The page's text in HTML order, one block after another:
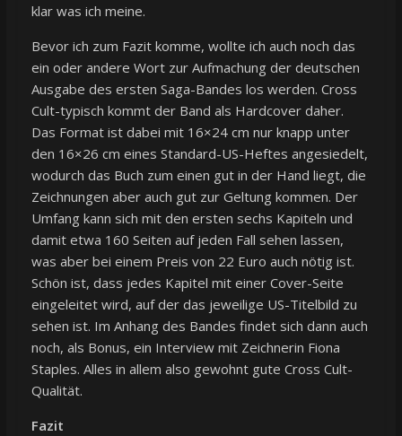
klar was ich meine.
Bevor ich zum Fazit komme, wollte ich auch noch das
ein oder andere Wort zur Aufmachung der deutschen
Ausgabe des ersten Saga-Bandes los werden. Cross
Cult-typisch kommt der Band als Hardcover daher.
Das Format ist dabei mit 16×24 cm nur knapp unter
den 16×26 cm eines Standard-US-Heftes angesiedelt,
wodurch das Buch zum einen gut in der Hand liegt, die
Zeichnungen aber auch gut zur Geltung kommen. Der
Umfang kann sich mit den ersten sechs Kapiteln und
damit etwa 160 Seiten auf jeden Fall sehen lassen,
was aber bei einem Preis von 22 Euro auch nötig ist.
Schön ist, dass jedes Kapitel mit einer Cover-Seite
eingeleitet wird, auf der das jeweilige US-Titelbild zu
sehen ist. Im Anhang des Bandes findet sich dann auch
noch, als Bonus, ein Interview mit Zeichnerin Fiona
Staples. Alles in allem also gewohnt gute Cross Cult-
Qualität.
Fazit